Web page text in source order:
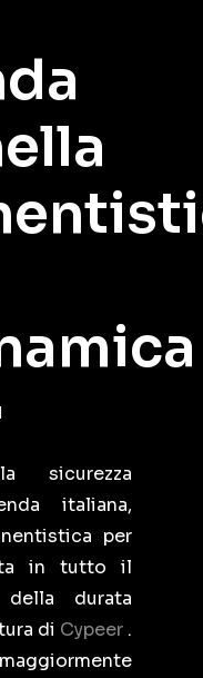
sicurezza
italiana,
per
in tutto il
durata
di Cypeer.